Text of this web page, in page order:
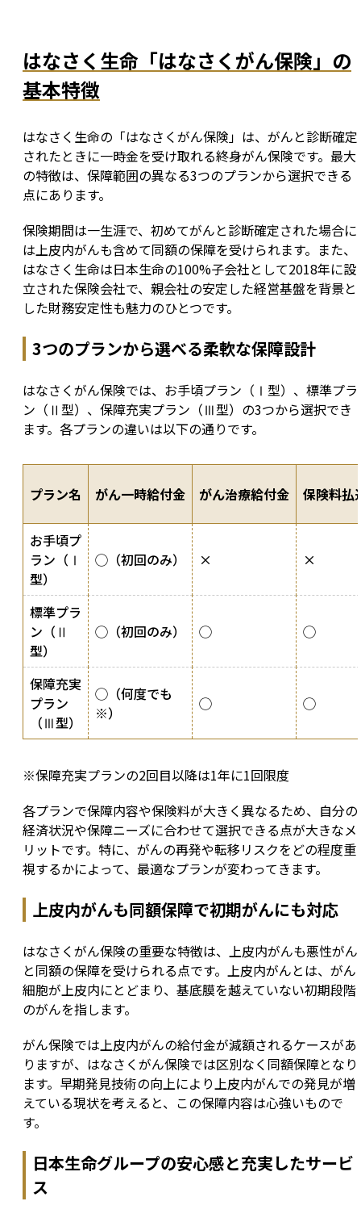
はなさく生命「はなさくがん保険」の
基本特徴
はなさく生命の「はなさくがん保険」は、がんと診断確定
されたときに一時金を受け取れる終身がん保険です。最大
の特徴は、保障範囲の異なる3つのプランから選択できる
点にあります。
保険期間は一生涯で、初めてがんと診断確定された場合に
は上皮内がんも含めて同額の保障を受けられます。また、
はなさく生命は日本生命の100%子会社として2018年に設
立された保険会社で、親会社の安定した経営基盤を背景と
した財務安定性も魅力のひとつです。
3つのプランから選べる柔軟な保障設計
はなさくがん保険では、お手頃プラン（Ⅰ型）、標準プラ
ン（Ⅱ型）、保障充実プラン（Ⅲ型）の3つから選択でき
ます。各プランの違いは以下の通りです。
プラン名 がん一時給付金 がん治療給付金 保険料払
お手頃プ
ラン（Ⅰ
型）
◯（初回のみ） × ×
標準プラ
ン（Ⅱ
型）
◯（初回のみ） ◯ ◯
保障充実
プラン
（Ⅲ型）
◯（何度でも
※）
◯ ◯
※保障充実プランの2回目以降は1年に1回限度
各プランで保障内容や保険料が大きく異なるため、自分の
経済状況や保障ニーズに合わせて選択できる点が大きなメ
リットです。特に、がんの再発や転移リスクをどの程度重
視するかによって、最適なプランが変わってきます。
上皮内がんも同額保障で初期がんにも対応
はなさくがん保険の重要な特徴は、上皮内がんも悪性がん
と同額の保障を受けられる点です。上皮内がんとは、がん
細胞が上皮内にとどまり、基底膜を越えていない初期段階
のがんを指します。
がん保険では上皮内がんの給付金が減額されるケースがあ
りますが、はなさくがん保険では区別なく同額保障となり
ます。早期発見技術の向上により上皮内がんでの発見が増
えている現状を考えると、この保障内容は心強いもので
す。
日本生命グループの安心感と充実したサービ
ス